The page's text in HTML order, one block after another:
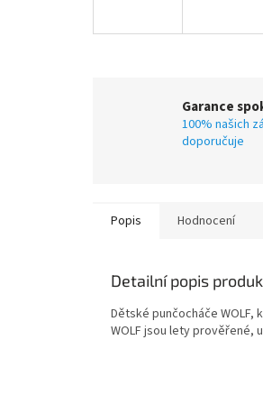
Garance
100% našich
doporučuje
Popis Hodnocení
Detailní popis
Dětské punčocháče
WOLF jsou lety prověřené,